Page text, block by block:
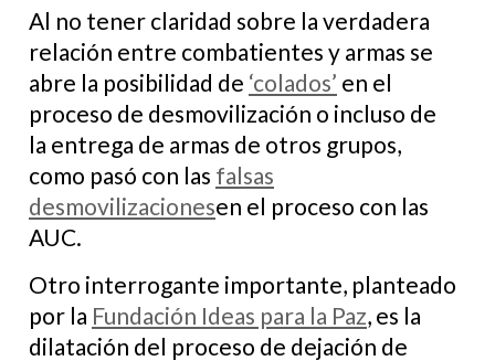
Al no tener claridad sobre la verdadera
relación entre combatientes y armas se
abre la posibilidad de ‘colados’ en el
proceso de desmovilización o incluso de
la entrega de armas de otros grupos,
como pasó con las falsas
desmovilizacionesen el proceso con las
AUC.
Otro interrogante importante, planteado
por la Fundación Ideas para la Paz, es la
dilatación del proceso de dejación de